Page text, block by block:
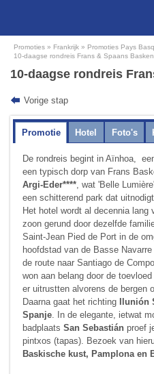
Promoties Frankrijk
Promoties Pays
10-daagse rondreis Frans & Spaans
10-daagse rondreis
Vorige stap
Promotie Hotel Foto's
De rondreis begint in Aïnhoa,
een typisch dorp van Frans
Argi-Eder****, wat 'Belle
een schitterend park dat
Het hotel wordt al decen­nia lang
zoon gerund door dezelfde
Saint-Jean Pied de Port in de
hoofdstad van de Basse
de route naar Santiago de
won aan belang door de
er uitrustten alvorens de bergen
Daarna gaat het richting Ilunión
Spanje. In de elegante, ietwat
badplaatsSan Sebastián proef
pintxos (tapas). Bezoek van
Baskische kust, Pamplona en